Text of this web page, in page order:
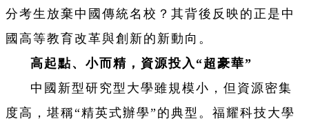
分考生放棄中國傳統名校？其背後反映的正是中
國高等教育改革與創新的新動向。
高起點、小而精，資源投入“超豪華”
中國新型研究型大學雖規模小，但資源密集
度高，堪稱“精英式辦學”的典型。福耀科技大學